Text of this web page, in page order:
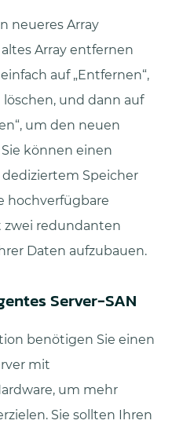
neueres Array
Array entfernen
auf „Entfernen“,
löschen, und dann auf
um den neuen
können einen
Speicher
hochverfügbare
redundanten
Daten aufzubauen.
Server-SAN
benötigen Sie einen
mit
um mehr
Sie sollten Ihren